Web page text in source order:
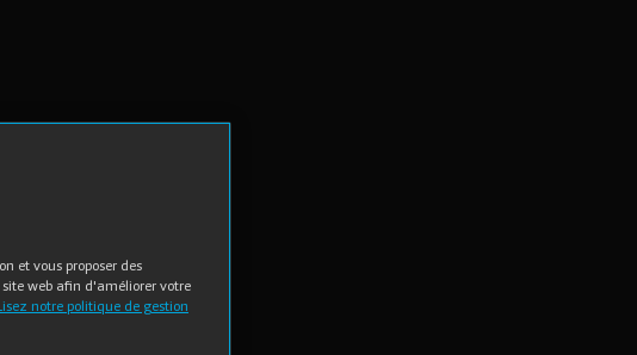
et vous proposer des
web afin d'améliorer votre
notre politique de gestion